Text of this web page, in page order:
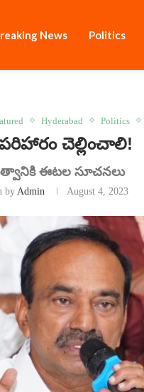
News Politics
Hyderabad Politics
ప‌రిహారం చెల్లించాలి!
ఈట‌ల సూచ‌న‌లు
by Admin August 4, 2023